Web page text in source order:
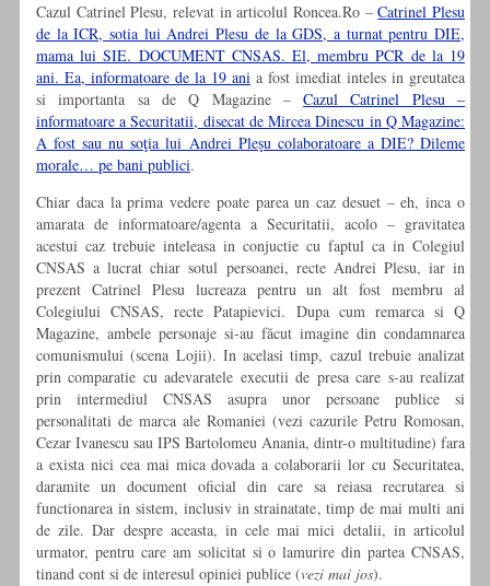
Cazul Catrinel Plesu, relevat in articolul Roncea.Ro –Catrinel Plesu
de la ICR, sotia lui Andrei Plesu de la GDS, a turnat pentru DIE,
mama lui SIE. DOCUMENT CNSAS. El, membru PCR de la 19
ani. Ea, informatoare de la 19 ani a fost imediat inteles in greutatea
si importanta sa de Q Magazine –Cazul Catrinel Plesu –
informatoare a Securitatii, disecat de Mircea Dinescu in Q Magazine:
A fost sau nu soţia lui Andrei Pleşu colaboratoare a DIE? Dileme
morale… pe bani publici.
Chiar daca la prima vedere poate parea un caz desuet – eh, inca o
amarata de informatoare/agenta a Securitatii, acolo – gravitatea
acestui caz trebuie inteleasa in conjuctie cu faptul ca in Colegiul
CNSAS a lucrat chiar sotul persoanei, recte Andrei Plesu, iar in
prezent Catrinel Plesu lucreaza pentru un alt fost membru al
Colegiului CNSAS, recte Patapievici. Dupa cum remarca si Q
Magazine, ambele personaje si-au făcut imagine din condamnarea
comunismului (scena Lojii). In acelasi timp, cazul trebuie analizat
prin comparatie cu adevaratele executii de presa care s-au realizat
prin intermediul CNSAS asupra unor persoane publice si
personalitati de marca ale Romaniei (vezi cazurile Petru Romosan,
Cezar Ivanescu sau IPS Bartolomeu Anania, dintr-o multitudine) fara
a exista nici cea mai mica dovada a colaborarii lor cu Securitatea,
daramite un document oficial din care sa reiasa recrutarea si
functionarea in sistem, inclusiv in strainatate, timp de mai multi ani
de zile. Dar despre aceasta, in cele mai mici detalii, in articolul
urmator, pentru care am solicitat si o lamurire din partea CNSAS,
tinand cont si de interesul opiniei publice (vezi mai jos).